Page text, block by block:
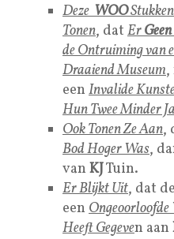
DezeWOOStukken
Tonen, dat Er
de Ontruiming van
Draaiend Museum,
een Invalide
Hun Twee Minder
Ook Tonen Ze Aan,
Bod Hoger Was,
van KJTuin.
Er Blijkt Uit, dat de
een
Heeft Gegeven aan